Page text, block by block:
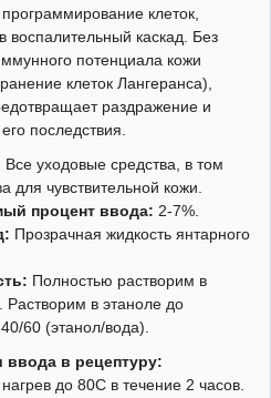
клеток,
воспалительный каскад. Без
потенциала кожи
клеток Лангеранса),
раздражение и
последствия.
Все уходовые средства, в том
для чувствительной кожи.
процент ввода: 2-7%.
Прозрачная жидкость янтарного
Полностью растворим в
Растворим в этаноле до
60 (этанол/вода).
ввода в рецептуру:
до 80С в течение 2 часов.